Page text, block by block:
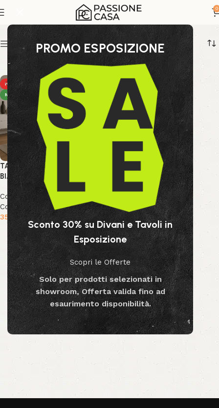
PROMO ESPOSIZIONE
Sconto 30% su Divani e Tavoli in
Esposizione
Scopri le Offerte
Solo per prodotti selezionati in
showroom, Offerta valida fino ad
esaurimento disponibilità.
0
di design italiano
Show sidebar
HOT
NEW
TAVOLO MAY RETT GAMBA
BIANCO 160X90
Collezione Bizzotto
Collezione
Tavoli
359.99
€
Aggiungi al carrello